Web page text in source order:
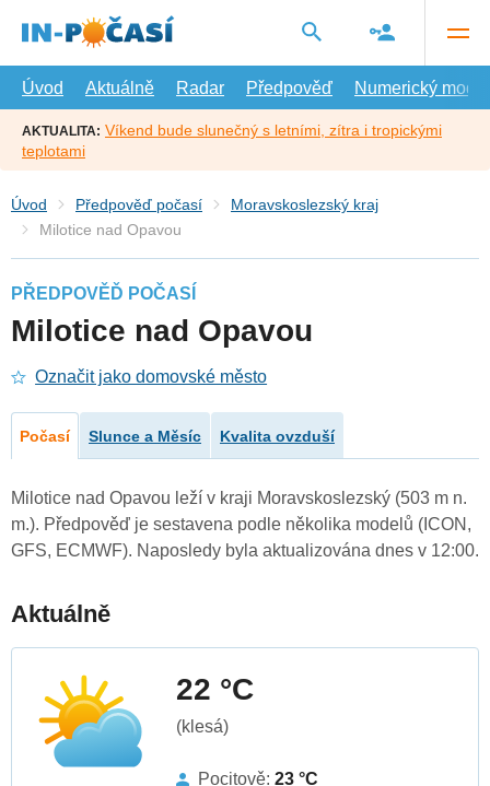
hlavní
Úvod
Aktuálně Radar Předpověď Numerický model
AKTUALITA: Víkend bude slunečný s letními, zítra i tropickými
teplotami
Úvod Předpověď počasí
Moravskoslezský kraj
Milotice nad Opavou
PŘEDPOVĚĎ POČASÍ
Milotice nad Opavou
Označit jako domovské město
Počasí Slunce a Měsíc Kvalita ovzduší
Milotice nad Opavou leží v kraji Moravskoslezský (503 m n.
m.). Předpověď je sestavena podle několika modelů (ICON,
GFS, ECMWF). Naposledy byla aktualizována dnes v 12:00.
Aktuálně
22 °C
(klesá)
Pocitově: 23 °C